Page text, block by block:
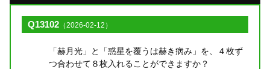
Q13102 （2026-02-12）
「赫月光」と「惑星を覆うは赫き病み」を、４枚ず
つ合わせて８枚入れることができますか？